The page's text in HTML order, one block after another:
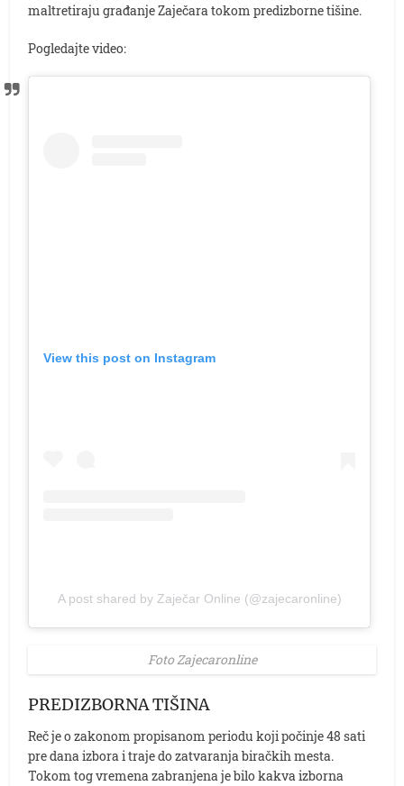
maltretiraju građanje Zaječara tokom predizborne tišine.
Pogledajte video:
View this post on Instagram
A post shared by Zaječar Online (@zajecaronline)
Foto Zajecaronline
PREDIZBORNA TIŠINA
Reč je o zakonom propisanom periodu koji počinje 48 sati
pre dana izbora i traje do zatvaranja biračkih mesta.
Tokom tog vremena zabranjena je bilo kakva izborna